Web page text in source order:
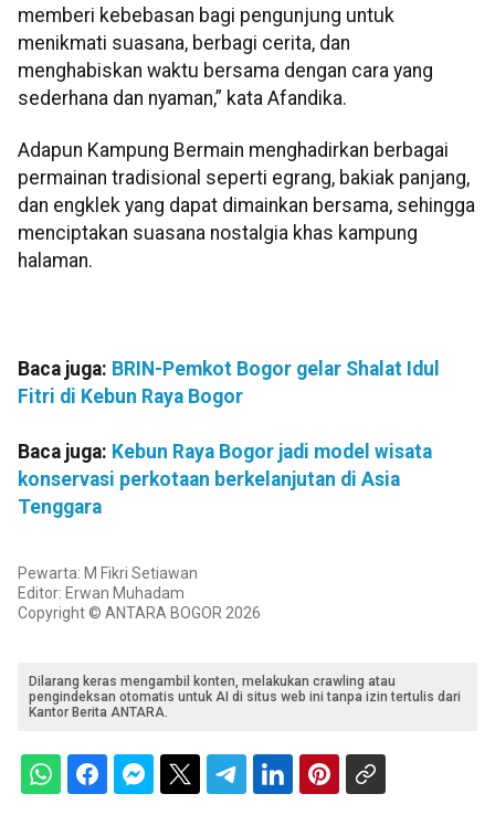
memberi kebebasan bagi pengunjung untuk
menikmati suasana, berbagi cerita, dan
menghabiskan waktu bersama dengan cara yang
sederhana dan nyaman,” kata Afandika.
Adapun Kampung Bermain menghadirkan berbagai
permainan tradisional seperti egrang, bakiak panjang,
dan engklek yang dapat dimainkan bersama, sehingga
menciptakan suasana nostalgia khas kampung
halaman.
Baca juga: BRIN-Pemkot Bogor gelar Shalat Idul
Fitri di Kebun Raya Bogor
Baca juga: Kebun Raya Bogor jadi model wisata
konservasi perkotaan berkelanjutan di Asia
Tenggara
Pewarta: M Fikri Setiawan
Editor: Erwan Muhadam
Copyright © ANTARA BOGOR 2026
Dilarang keras mengambil konten, melakukan crawling atau
pengindeksan otomatis untuk AI di situs web ini tanpa izin tertulis dari
Kantor Berita ANTARA.